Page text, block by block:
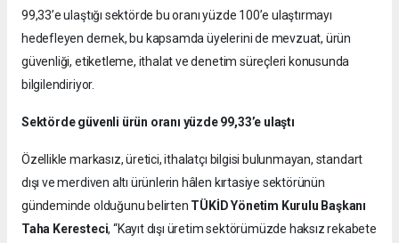
99,33’e ulaştığı sektörde bu oranı yüzde 100’e ulaştırmayı
hedefleyen dernek, bu kapsamda üyelerini de mevzuat, ürün
güvenliği, etiketleme, ithalat ve denetim süreçleri konusunda
bilgilendiriyor.
Sektörde güvenli ürün oranı yüzde 99,33’e ulaştı
Özellikle markasız, üretici, ithalatçı bilgisi bulunmayan, standart
dışı ve merdiven altı ürünlerin hâlen kırtasiye sektörünün
gündeminde olduğunu belirten TÜKİD Yönetim Kurulu Başkanı
Taha Keresteci, “Kayıt dışı üretim sektörümüzde haksız rekabete